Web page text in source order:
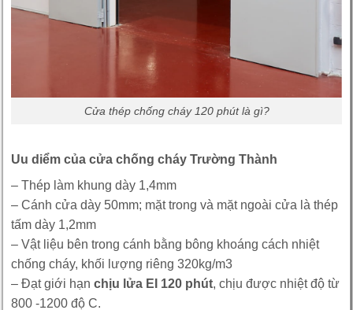
Cửa thép chống cháy 120 phút là gì?
Uu diểm của cửa chống cháy Trường Thành
– Thép làm khung dày 1,4mm
– Cánh cửa dày 50mm; mặt trong và mặt ngoài cửa là thép
tấm dày 1,2mm
– Vật liệu bên trong cánh bằng bông khoáng cách nhiệt
chống cháy, khối lượng riêng 320kg/m3
– Đạt giới hạn chịu lửa EI 120 phút, chịu được nhiệt độ từ
800 -1200 độ C.